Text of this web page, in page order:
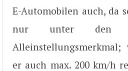
E-Automobilen auch, da
nur unter den
er auch max. 200 km/h